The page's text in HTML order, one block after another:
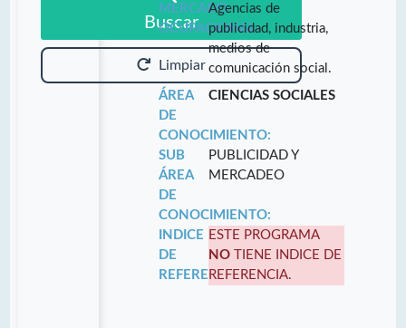
Buscar
Limpiar
MERCADO
OCUPACIONAL:
Agencias de
publicidad, industria,
medios de
comunicación social.
ÁREA
DE
CONOCIMIENTO:
CIENCIAS SOCIALES
SUB
ÁREA
DE
CONOCIMIENTO:
PUBLICIDAD Y
MERCADEO
INDICE
DE
REFERENCIA:
ESTE PROGRAMA
NO TIENE INDICE DE
REFERENCIA.